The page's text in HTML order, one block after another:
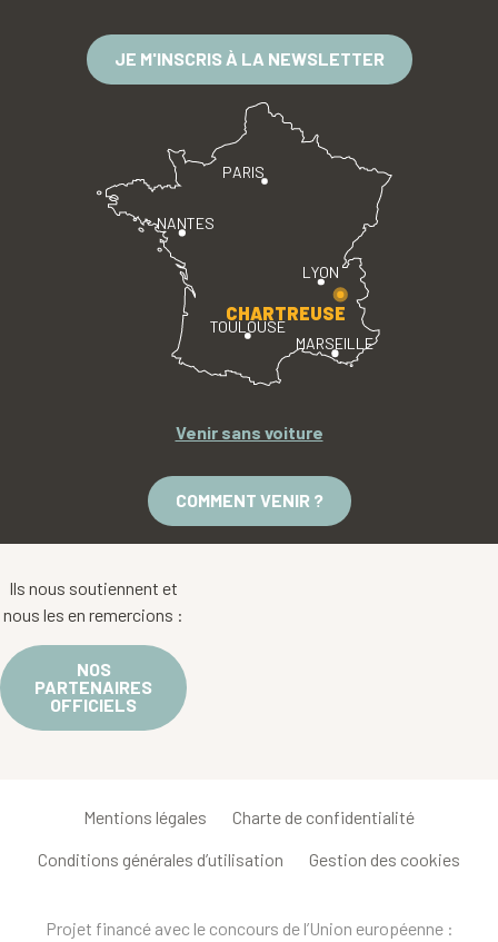
JE M'INSCRIS À LA NEWSLETTER
PARIS
LYON
TOULOUSE
MARSEILLE
NANTES
CHARTREUSE
Venir sans voiture
COMMENT VENIR ?
Ils nous soutiennent et
nous les en remercions :
NOS
PARTENAIRES
OFFICIELS
Mentions légales Charte de confidentialité
Conditions générales d’utilisation Gestion des cookies
Projet financé avec le concours de l’Union européenne :